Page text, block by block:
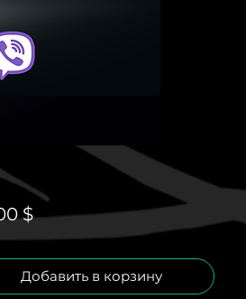
$Цена
Добавить в корзину